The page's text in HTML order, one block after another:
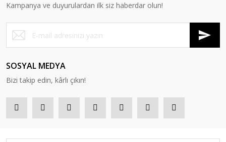
Kampanya ve duyurulardan ilk siz haberdar olun!
SOSYAL MEDYA
Bizi takip edin, kârlı çıkın!